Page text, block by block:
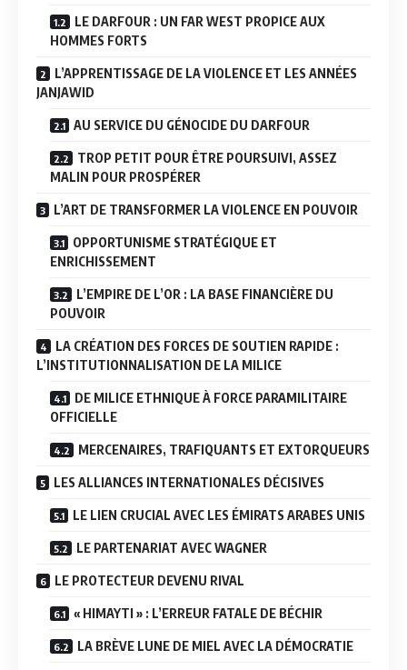
LE DARFOUR : UN FAR WEST PROPICE AUX
HOMMES FORTS
L’APPRENTISSAGE DE LA VIOLENCE ET LES ANNÉES
JANJAWID
AU SERVICE DU GÉNOCIDE DU DARFOUR
TROP PETIT POUR ÊTRE POURSUIVI, ASSEZ
MALIN POUR PROSPÉRER
L’ART DE TRANSFORMER LA VIOLENCE EN POUVOIR
OPPORTUNISME STRATÉGIQUE ET
ENRICHISSEMENT
L’EMPIRE DE L’OR : LA BASE FINANCIÈRE DU
POUVOIR
LA CRÉATION DES FORCES DE SOUTIEN RAPIDE :
L’INSTITUTIONNALISATION DE LA MILICE
DE MILICE ETHNIQUE À FORCE PARAMILITAIRE
OFFICIELLE
MERCENAIRES, TRAFIQUANTS ET EXTORQUEURS
LES ALLIANCES INTERNATIONALES DÉCISIVES
LE LIEN CRUCIAL AVEC LES ÉMIRATS ARABES UNIS
LE PARTENARIAT AVEC WAGNER
LE PROTECTEUR DEVENU RIVAL
« HIMAYTI » : L’ERREUR FATALE DE BÉCHIR
LA BRÈVE LUNE DE MIEL AVEC LA DÉMOCRATIE